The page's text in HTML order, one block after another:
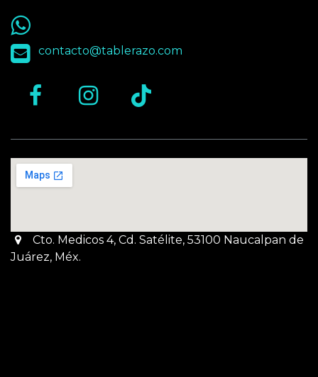
55 9563 4848
contacto@tablerazo.com
Cto. Medicos 4, Cd. Satélite, 53100 Naucalpan de
Juárez, Méx.